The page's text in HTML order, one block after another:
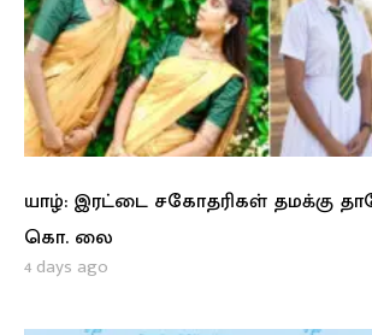
யாழ்: இரட்டை சகோதரிகள் தமக்கு
கொ. லை
4 days ago